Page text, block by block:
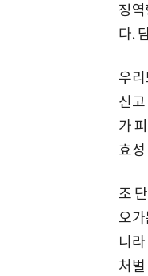
징
다.
우
신
가
효
조
오
니
처